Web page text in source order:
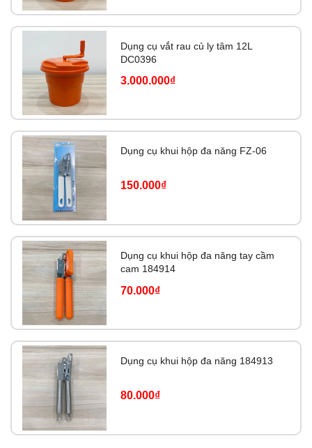
Dụng cụ vắt rau củ ly tâm 12L
DC0396
3.000.000₫
Dụng cụ khui hộp đa năng FZ-06
150.000₫
Dụng cụ khui hộp đa năng tay cầm
cam 184914
70.000₫
Dụng cụ khui hộp đa năng 184913
80.000₫